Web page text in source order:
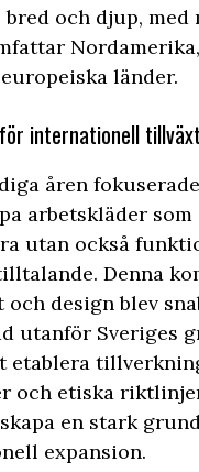
bred och djup, med
länder.
internationell tillväxt
åren
arbetskläder
utan också
Denna
och design blev
utanför Sveriges
etablera
och etiska
en stark
expansion.